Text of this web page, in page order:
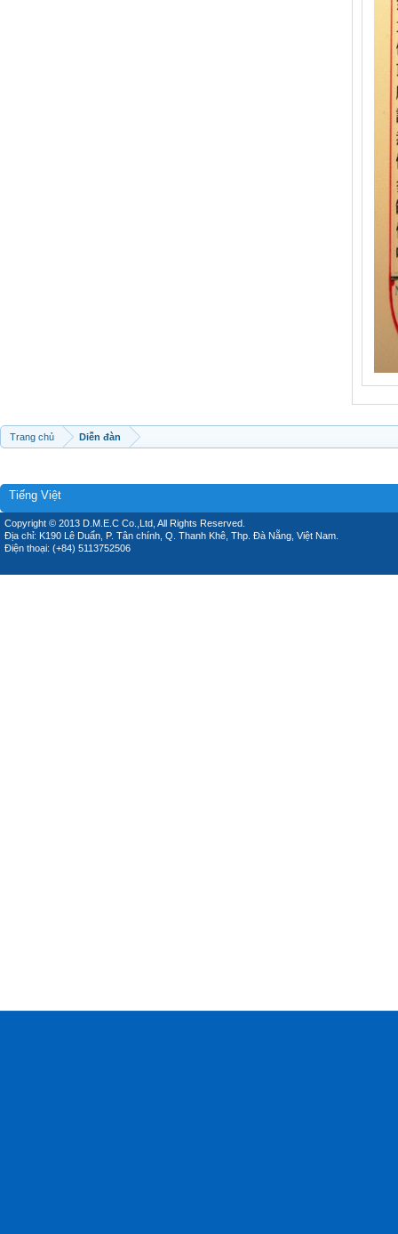
Trang chủ Diễn đàn
Tiếng Việt
Copyright © 2013 D.M.E.C Co.,Ltd, All Rights Reserved.
Địa chỉ: K190 Lê Duẩn, P. Tân chính, Q. Thanh Khê, Thp. Đà Nẵng, Việt Nam.
Điện thoại: (+84) 5113752506